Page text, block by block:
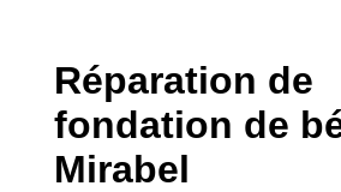
Réparation de
fondation de
Mirabel